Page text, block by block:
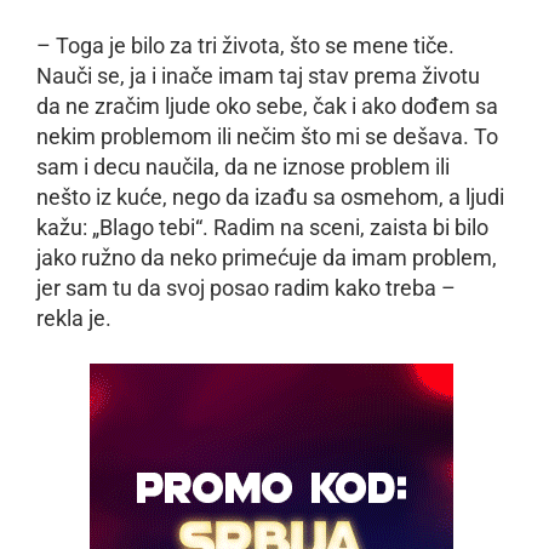
– Toga je bilo za tri života, što se mene tiče.
Nauči se, ja i inače imam taj stav prema životu
da ne zračim ljude oko sebe, čak i ako dođem sa
nekim problemom ili nečim što mi se dešava. To
sam i decu naučila, da ne iznose problem ili
nešto iz kuće, nego da izađu sa osmehom, a ljudi
kažu: „Blago tebi“. Radim na sceni, zaista bi bilo
jako ružno da neko primećuje da imam problem,
jer sam tu da svoj posao radim kako treba –
rekla je.